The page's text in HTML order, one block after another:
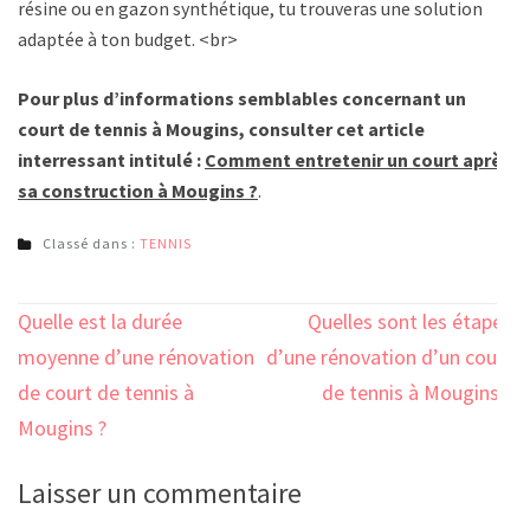
résine ou en gazon synthétique, tu trouveras une solution
adaptée à ton budget. <br>
Pour plus d’informations semblables concernant un
court de tennis à Mougins, consulter cet article
interressant intitulé : Comment entretenir un court après
sa construction à Mougins ?.
Classé dans : TENNIS
Navigation
de
l’article
Quelle est la durée
moyenne d’une rénovation
de court de tennis à
Mougins ?
Quelles sont les étapes
d’une rénovation d’un court
de tennis à Mougins ?
Laisser un commentaire